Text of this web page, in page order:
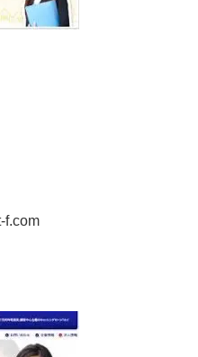
f.com